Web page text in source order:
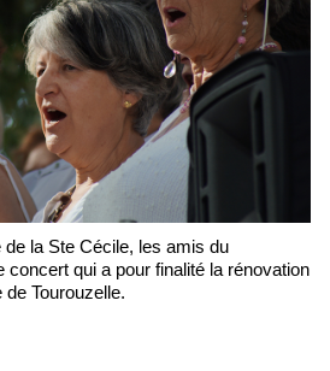
concert qui a pour finalité la rénovation
Tourouzelle.